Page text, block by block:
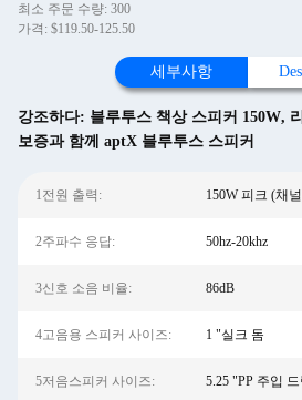
최소 주문 수량: 300
가격: $119.50-125.50
세부사항
강조하다: 블루투스 책상 스피커 150W,
보증과 함께 aptX 블루투스 스피커
1전원 출력: 150W 피크 (채
2주파수 응답: 50hz-20khz
3신호 소음 비율: 86dB
4고음용 스피커 사이즈: 1 "실크 돔
5저음스피커 사이즈: 5.25 "PP 주입 드